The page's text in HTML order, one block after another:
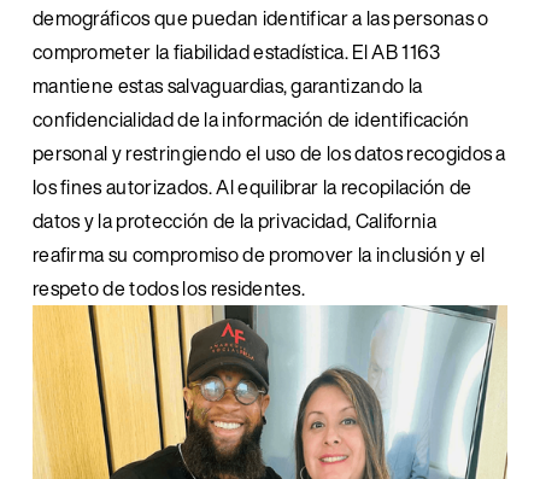
demográficos que puedan identificar a las personas o
comprometer la fiabilidad estadística. El AB 1163
mantiene estas salvaguardias, garantizando la
confidencialidad de la información de identificación
personal y restringiendo el uso de los datos recogidos a
los fines autorizados. Al equilibrar la recopilación de
datos y la protección de la privacidad, California
reafirma su compromiso de promover la inclusión y el
respeto de todos los residentes.